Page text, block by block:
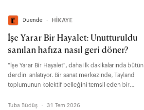
Duende ∙ HİKAYE
İşe Yarar Bir Hayalet: Unutturuldu
sanılan hafıza nasıl geri döner?
"İşe Yarar Bir Hayalet", daha ilk dakikalarında bütün
derdini anlatıyor. Bir sanat merkezinde, Tayland
toplumunun kolektif belleğini temsil eden bir
öğrenci, atlet, çocuk, keçi... Bir toplumun hafızasını
Tuba Büdüş · 31 Tem 2026